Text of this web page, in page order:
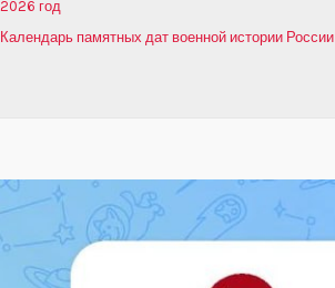
2026 год
Календарь памятных дат военной истории России